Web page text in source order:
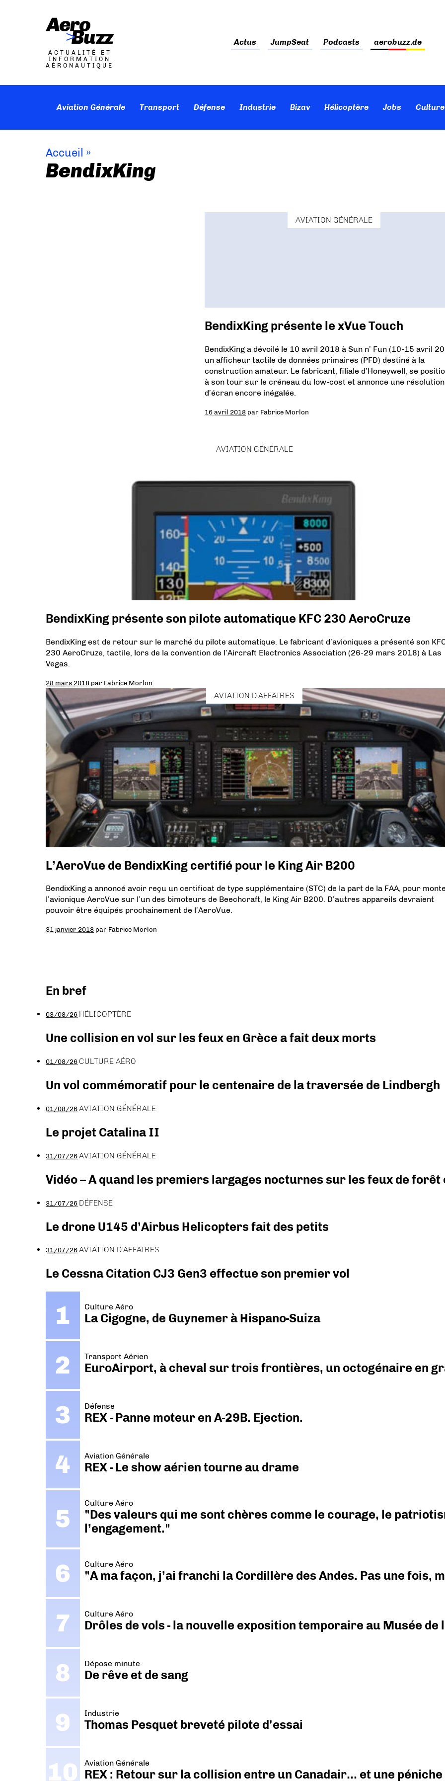
ACTUALITÉ ET
INFORMATION
AÉRONAUTIQUE
Actus JumpSeat Podcasts aerobuzz.de
Aviation Générale Transport Défense Industrie Bizav Hélicoptère Jobs
Accueil »
BendixKing
AVIATION GÉNÉRALE
BendixKing présente le xVue Touch
BendixKing a dévoilé le 10 avril 2018 à Sun n’ Fun (10-15 avril
un afficheur tactile de données primaires (PFD) destiné à la
construction amateur. Le fabricant, filiale d’Honeywell, se
à son tour sur le créneau du low-cost et annonce une résolution
d’écran encore inégalée.
16 avril 2018 par Fabrice Morlon
AVIATION GÉNÉRALE
BendixKing présente son pilote automatique KFC 230 AeroCruze
BendixKing est de retour sur le marché du pilote automatique. Le fabricant d’avioniques a présenté son
230 AeroCruze, tactile, lors de la convention de l’Aircraft Electronics Association (26-29 mars 2018) à Las
Vegas.
28 mars 2018 par Fabrice Morlon
AVIATION D'AFFAIRES
L’AeroVue de BendixKing certifié pour le King Air B200
BendixKing a annoncé avoir reçu un certificat de type supplémentaire (STC) de la part de la FAA, pour
l’avionique AeroVue sur l’un des bimoteurs de Beechcraft, le King Air B200. D’autres appareils devraient
pouvoir être équipés prochainement de l’AeroVue.
31 janvier 2018 par Fabrice Morlon
En bref
03/08/26 HÉLICOPTÈRE
Une collision en vol sur les feux en Grèce a fait deux morts
01/08/26 CULTURE AÉRO
Un vol commémoratif pour le centenaire de la traversée de Lindbergh
01/08/26AVIATION GÉNÉRALE
Le projet Catalina II
31/07/26AVIATION GÉNÉRALE
Vidéo – A quand les premiers largages nocturnes sur les feux de forêt
31/07/26 DÉFENSE
Le drone U145 d’Airbus Helicopters fait des petits
31/07/26AVIATION D'AFFAIRES
Le Cessna Citation CJ3 Gen3 effectue son premier vol
Culture Aéro
La Cigogne, de Guynemer à Hispano-Suiza
Transport Aérien
EuroAirport, à cheval sur trois frontières, un octogénaire en
Défense
REX - Panne moteur en A-29B. Ejection.
Aviation Générale
REX - Le show aérien tourne au drame
Culture Aéro
"Des valeurs qui me sont chères comme le courage, le
l’engagement."
Culture Aéro
"A ma façon, j’ai franchi la Cordillère des Andes. Pas une fois,
Culture Aéro
Drôles de vols - la nouvelle exposition temporaire au Musée de
Dépose minute
De rêve et de sang
Industrie
Thomas Pesquet breveté pilote d'essai
Aviation Générale
REX : Retour sur la collision entre un Canadair… et une péniche